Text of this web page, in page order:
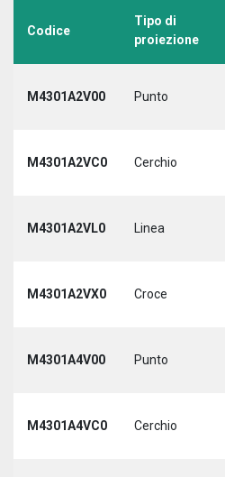
Codice
Tipo di
proiezione
M4301A2V00 Punto
M4301A2VC0 Cerchio
M4301A2VL0 Linea
M4301A2VX0 Croce
M4301A4V00 Punto
M4301A4VC0 Cerchio